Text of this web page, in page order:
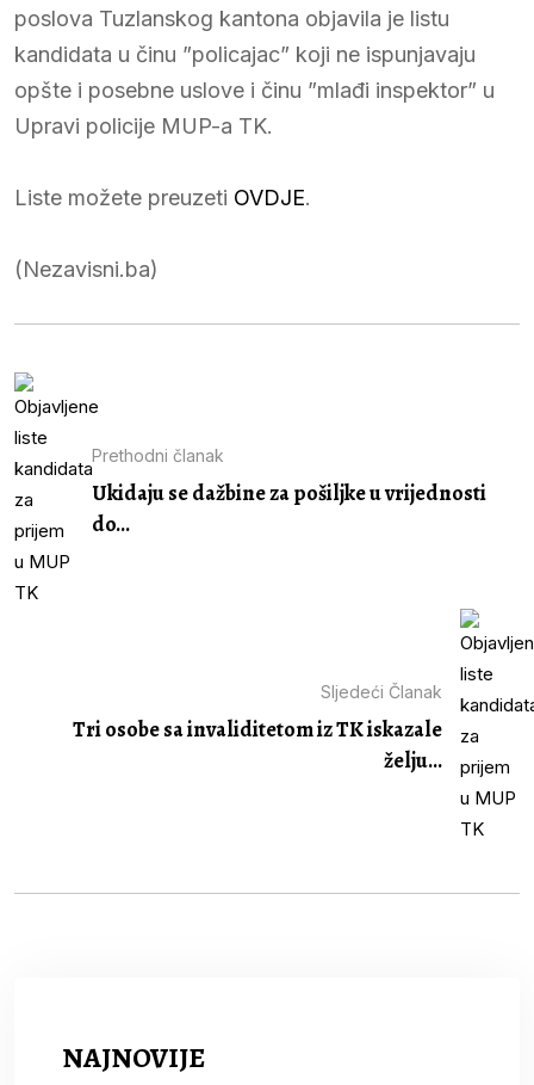
poslova Tuzlanskog kantona objavila je listu
kandidata u činu ”policajac” koji ne ispunjavaju
opšte i posebne uslove i činu ”mlađi inspektor” u
Upravi policije MUP-a TK.
Liste možete preuzeti OVDJE.
(Nezavisni.ba)
Prethodni članak
Ukidaju se dažbine za pošiljke u vrijednosti
do...
Sljedeći Članak
Tri osobe sa invaliditetom iz TK iskazale
želju...
NAJNOVIJE